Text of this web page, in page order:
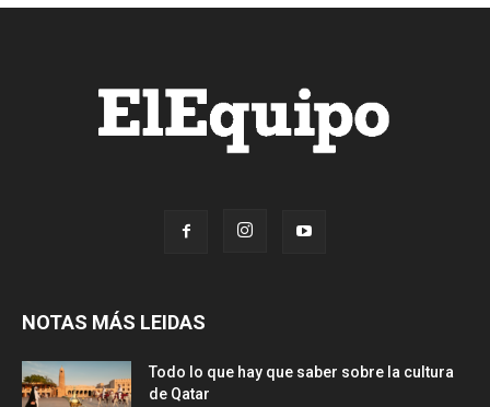
NOTAS MÁS LEIDAS
Todo lo que hay que saber sobre la cultura
de Qatar